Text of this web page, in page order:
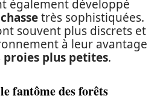
également développé
très sophistiquées.
souvent plus discrets et
à leur avantage
proies plus petites.
fantôme des forêts